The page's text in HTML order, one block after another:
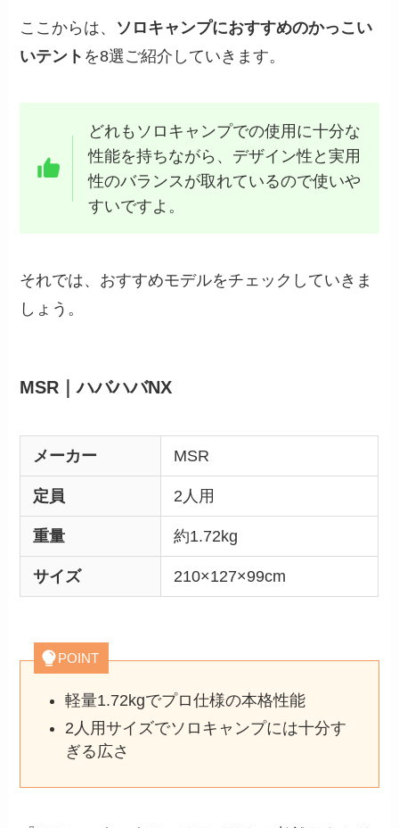
ここからは、 ソロキャンプにおすすめのかっこい
いテント を8選ご紹介していきます。
どれもソロキャンプでの使用に十分な
性能を持ちながら、デザイン性と実用
性のバランスが取れているので使いや
すいですよ。
それでは、おすすめモデルをチェックしていきま
しょう。
MSR｜ハバハバNX
メーカー MSR
定員 2人用
重量 約1.72kg
サイズ 210×127×99cm
POINT
軽量1.72kgでプロ仕様の本格性能
2人用サイズでソロキャンプには十分す
ぎる広さ